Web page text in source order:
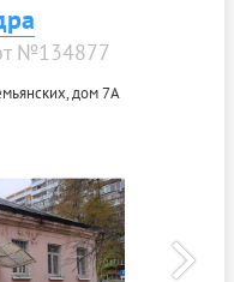
№134877
дом 7А